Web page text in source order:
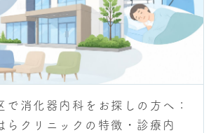
で消化器内科をお探しの方へ：
らクリニックの特徴・診療内